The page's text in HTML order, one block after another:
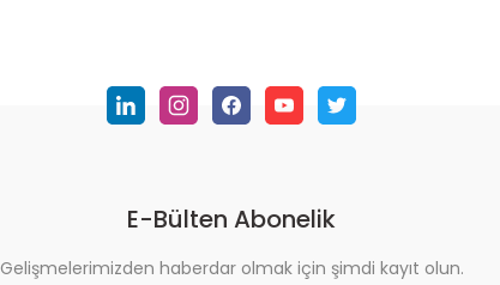
E-Bülten Abonelik
Gelişmelerimizden haberdar olmak için şimdi kayıt olun.